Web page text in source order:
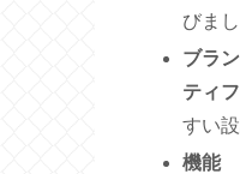
びまし
ブラ
ティ
すい設
機能